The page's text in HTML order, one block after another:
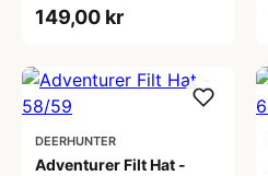
149,00 kr
DEERHUNTER
Adventurer Filt Hat -